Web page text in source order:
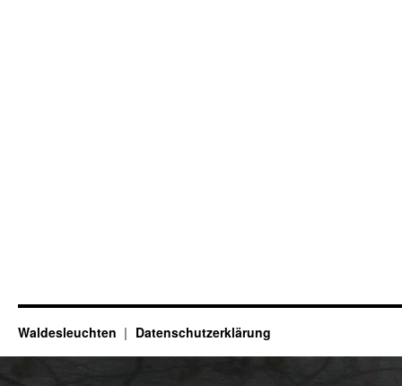
Waldesleuchten Datenschutzerklärung